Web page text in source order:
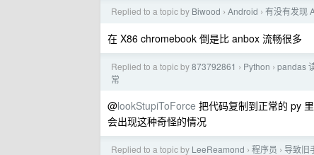
Replied to a topic by Biwood › Android › 有没有发现
在 X86 chromebook 倒是比 anbox 流畅很多
Replied to a topic by873792861 › Python › pandas
常
@lookStupiToForce 把代码复制到正常的 py
会出现这种奇怪的情况
Replied to a topic by LeeReamond › 程序员 › 导致旧